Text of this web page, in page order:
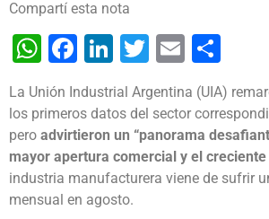
Compartí esta nota
WhatsApp
Facebook
LinkedIn
Twitter
Email
La Unión Industrial Argentina (UIA)
los primeros datos del sector
pero advirtieron un “panorama
mayor apertura comercial y el
industria manufacturera viene de sufrir
mensual en agosto.